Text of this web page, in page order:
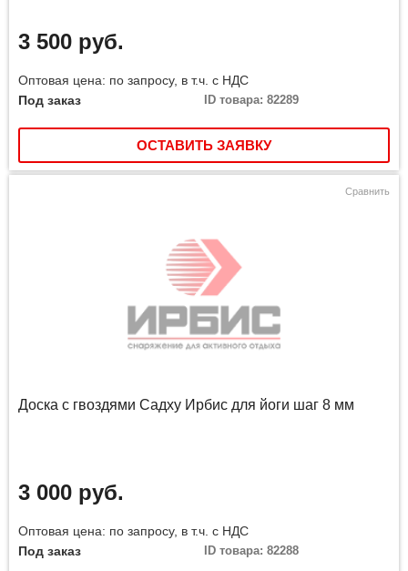
3 500 руб.
Оптовая цена: по запросу, в т.ч. с НДС
Под заказ
ID товара: 82289
ОСТАВИТЬ ЗАЯВКУ
Сравнить
Доска с гвоздями Садху Ирбис для йоги шаг 8 мм
3 000 руб.
Оптовая цена: по запросу, в т.ч. с НДС
Под заказ
ID товара: 82288